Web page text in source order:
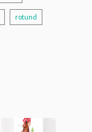
rotund